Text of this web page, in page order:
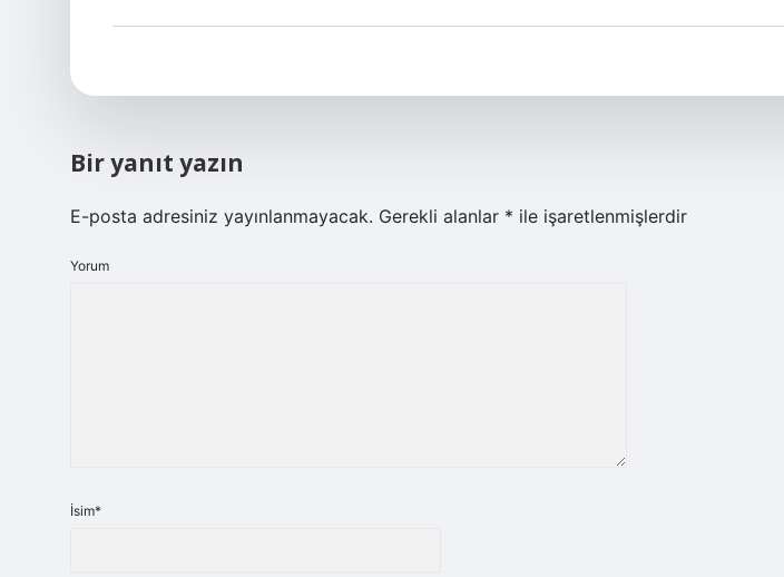
Bir yanıt yazın
E-posta adresiniz yayınlanmayacak. Gerekli alanlar * ile işaretlenmişlerdir
Yorum
İsim*